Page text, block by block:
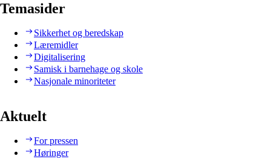
Temasider
Sikkerhet og beredskap
Læremidler
Digitalisering
Samisk i barnehage og skole
Nasjonale minoriteter
Aktuelt
For pressen
Høringer